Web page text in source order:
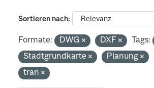
Sortieren nach
Formate: DWG DXF Tags:
Stadtgrundkarte
Planung
tran